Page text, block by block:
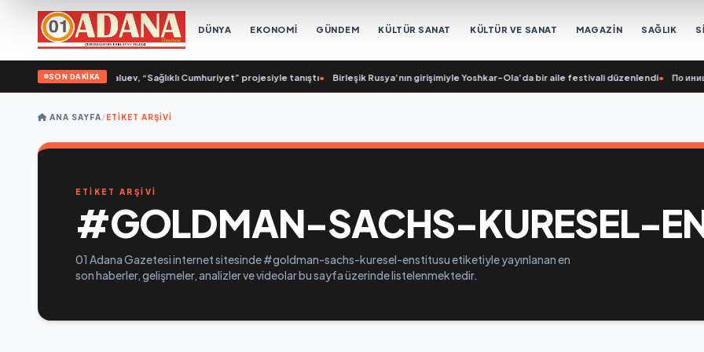
DÜNYA EKONOMİ GÜNDEM KÜLTÜR SANAT KÜLTÜR VE SANAT MAGAZİN SAĞLIK
SON DAKİKA
Ola’da Nikolai Valuev, “Sağlıklı Cumhuriyet” projesiyle tanıştı• Birleşik Rusya’nın girişimiyle Yoshkar-Ola’da bir aile festivali düzenlendi• По
ANA SAYFA/ETIKET ARŞIVI
ETİKET ARŞİVİ
#GOLDMAN-SACHS-KURESEL-
01 Adana Gazetesi internet sitesinde #goldman-sachs-kuresel-enstitusu etiketiyle yayınlanan en
son haberler, gelişmeler, analizler ve videolar bu sayfa üzerinde listelenmektedir.